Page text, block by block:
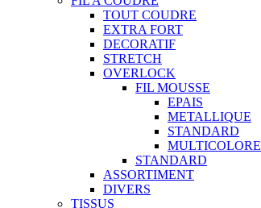
TOUT COUDRE
EXTRA FORT
DECORATIF
STRETCH
OVERLOCK
FIL MOUSSE
EPAIS
METALLIQUE
STANDARD
MULTICOLORE
STANDARD
ASSORTIMENT
DIVERS
TISSUS